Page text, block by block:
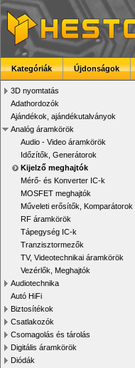
Kategóriák Újdonságok
3D nyomtatás
Adathordozók
Ajándékok, ajándékutalványok
Analóg áramkörök
Audio - Video áramkörök
Időzítők, Generátorok
Kijelző meghajtók
Mérő- és Konverter IC-k
MOSFET meghajtók
Műveleti erősítők, Komparátorok
RF áramkörök
Tápegység IC-k
Tranzisztormezők
TV, Videotechnikai áramkörök
Vezérlők, Meghajtók
Audiotechnika
Autó HiFi
Biztosítékok
Csatlakozók
Csomagolás és tárolás
Digitális áramkörök
Diódák